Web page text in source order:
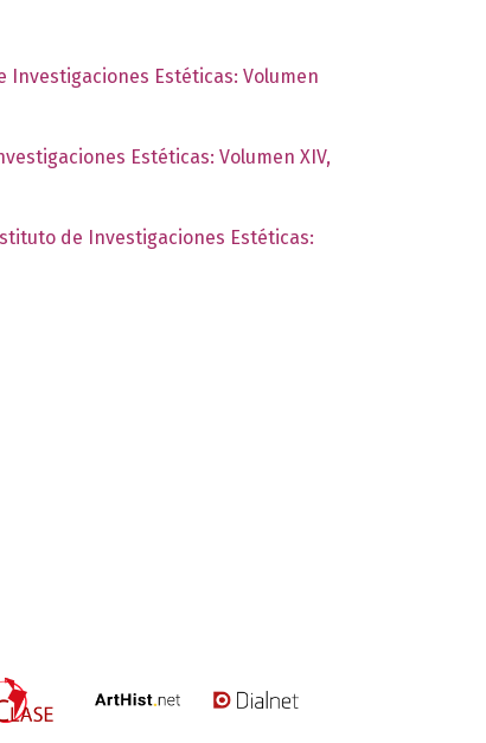
Investigaciones Estéticas: Volumen
Estéticas: Volumen XIV,
de Investigaciones Estéticas: